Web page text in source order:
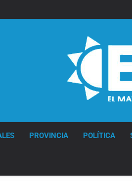
PROVINCIA POLÍTICA